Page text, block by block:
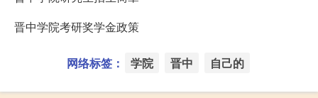
晋中学院考研奖学金政策
网络标签： 学院 晋中 自己的